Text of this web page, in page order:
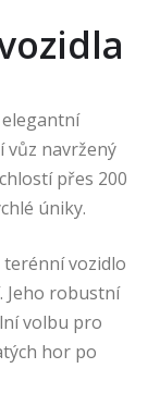
vůz navržený
přes 200
úniky.
terénní vozidlo
Jeho robustní
volbu pro
hor po